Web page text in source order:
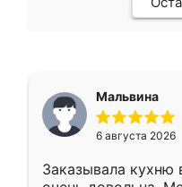
Мальвина
6 августа 2026
Заказывала кухню